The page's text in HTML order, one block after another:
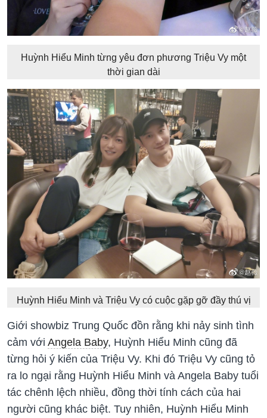
Huỳnh Hiểu Minh từng yêu đơn phương Triệu Vy một
thời gian dài
Huỳnh Hiểu Minh và Triệu Vy có cuộc gặp gỡ đầy thú vị
Giới showbiz Trung Quốc đồn rằng khi nảy sinh tình
cảm với Angela Baby, Huỳnh Hiểu Minh cũng đã
từng hỏi ý kiến của Triệu Vy. Khi đó Triệu Vy cũng tỏ
ra lo ngại rằng Huỳnh Hiểu Minh và Angela Baby tuổi
tác chênh lệch nhiều, đồng thời tính cách của hai
người cũng khác biệt. Tuy nhiên, Huỳnh Hiểu Minh